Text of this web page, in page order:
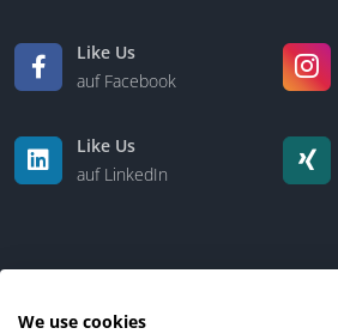
Like Us
auf Facebook
Like Us
auf LinkedIn
We use cookies